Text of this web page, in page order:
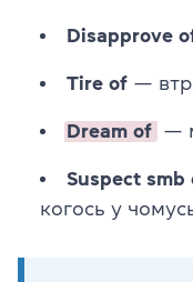
Disapprove
Tire of —
Dream of —
Suspect smb
когось у